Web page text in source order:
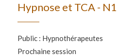
Hypnose et TCA - N1
Public : Hypnothérapeutes
Prochaine session